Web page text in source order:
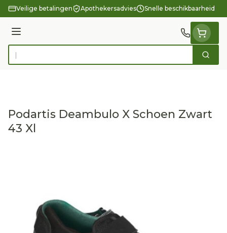
Ga naar de inhoud
Veilige betalingen Apothekersadvies Snelle beschikbaarheid
Menu
Product, merk, categorie... Zoek
Podartis Deambulo X Schoen Zwart
43 Xl